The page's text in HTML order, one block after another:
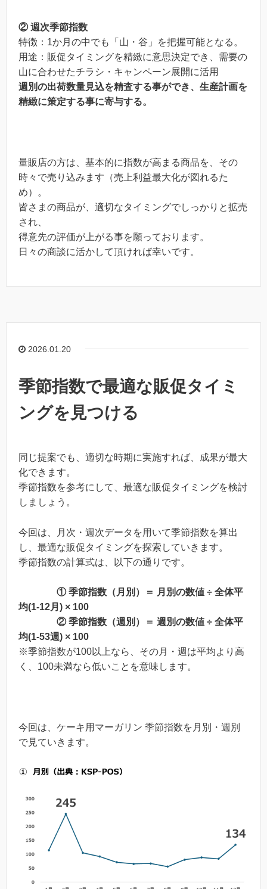
② 週次季節指数
特徴：1か月の中でも「山・谷」を把握可能となる。
用途：販促タイミングを精緻に意思決定でき、需要の
山に合わせたチラシ・キャンペーン展開に活用
週別の出荷数量見込を精査する事ができ、生産計画を
精緻に策定する事に寄与する。
量販店の方は、基本的に指数が高まる商品を、その
時々で売り込みます（売上利益最大化が図れるた
め）。
皆さまの商品が、適切なタイミングでしっかりと拡売
され、
得意先の評価が上がる事を願っております。
日々の商談に活かして頂ければ幸いです。
2026.01.20
季節指数で最適な販促タイミ
ングを見つける
同じ提案でも、適切な時期に実施すれば、成果が最大
化できます。
季節指数を参考にして、最適な販促タイミングを検討
しましょう。
今回は、月次・週次データを用いて季節指数を算出
し、最適な販促タイミングを探索していきます。
季節指数の計算式は、以下の通りです。
① 季節指数（月別）＝ 月別の数値 ÷ 全体平
均(1-12月) × 100
② 季節指数（週別）＝ 週別の数値 ÷ 全体平
均(1-53週) × 100
※季節指数が100以上なら、その月・週は平均より高
く、100未満なら低いことを意味します。
今回は、ケーキ用マーガリン 季節指数を月別・週別
で見ていきます。